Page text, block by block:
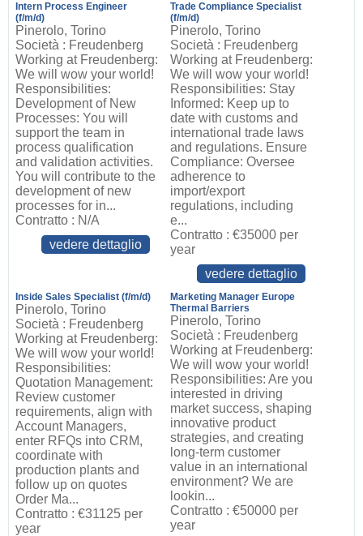
Intern Process Engineer
(f/m/d)
Pinerolo, Torino
Società : Freudenberg
Working at Freudenberg:
We will wow your world!
Responsibilities:
Development of New
Processes: You will
support the team in
process qualification
and validation activities.
You will contribute to the
development of new
processes for in...
Contratto : N/A
vedere dettaglio
Trade Compliance Specialist
(f/m/d)
Pinerolo, Torino
Società : Freudenberg
Working at Freudenberg:
We will wow your world!
Responsibilities: Stay
Informed: Keep up to
date with customs and
international trade laws
and regulations. Ensure
Compliance: Oversee
adherence to
import/export
regulations, including
e...
Contratto : €35000 per
year
vedere dettaglio
Inside Sales Specialist (f/m/d)
Pinerolo, Torino
Società : Freudenberg
Working at Freudenberg:
We will wow your world!
Responsibilities:
Quotation Management:
Review customer
requirements, align with
Account Managers,
enter RFQs into CRM,
coordinate with
production plants and
follow up on quotes
Order Ma...
Contratto : €31125 per
year
Marketing Manager Europe
Thermal Barriers
Pinerolo, Torino
Società : Freudenberg
Working at Freudenberg:
We will wow your world!
Responsibilities: Are you
interested in driving
market success, shaping
innovative product
strategies, and creating
long-term customer
value in an international
environment? We are
lookin...
Contratto : €50000 per
year